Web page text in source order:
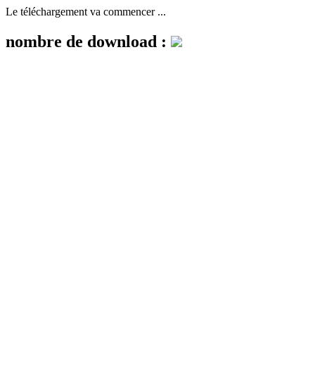
Le téléchargement va commencer ...
nombre de download :